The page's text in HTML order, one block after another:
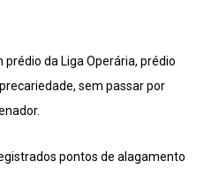
da Liga Operária, prédio
sem passar por
pontos de alagamento